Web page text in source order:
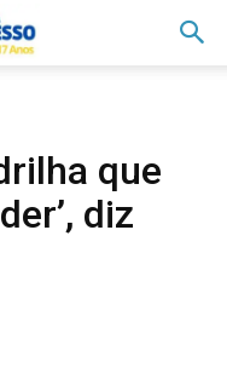
que
diz